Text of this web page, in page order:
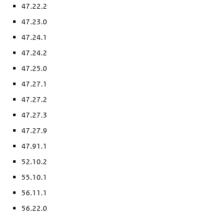
47.22.2
47.23.0
47.24.1
47.24.2
47.25.0
47.27.1
47.27.2
47.27.3
47.27.9
47.91.1
52.10.2
55.10.1
56.11.1
56.22.0